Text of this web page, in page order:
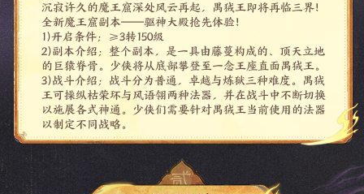
沉寂许久的魔王窟深处风云再起，禺狨王即将再临三界！
全新魔王窟副本——驱神大殿抢先体验！
1)开启条件：≥3转150级
2)副本介绍：整个副本，是一具由藤蔓构成的、顶天立地
的巨猿脊骨。少侠将从底部攀登至一念王座直面禺狨王。
3)战斗介绍：战斗分为普通，卓越与炼狱三种难度。禺狨
王可操纵枯荣环与风语翎两种法器，并在战斗中不断切换
以施展各式神通。少侠们需要针对禺狨王当前使用的法器
以制定不同战略。
4)副本掉落：驱神大殿将掉落一念圣魔资料片全新佩饰！
在一念圣魔资料片期间，魔王窟奖励次数可累积上限临时
提升至5次！少侠可不必担心抢先体验服务器可获得额外
获取新佩饰机会。